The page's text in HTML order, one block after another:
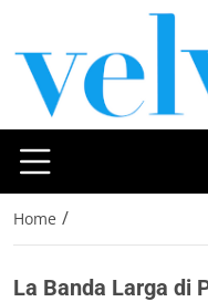
Home /
La Banda Larga di